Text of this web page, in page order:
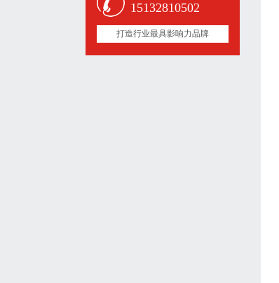
15132810502
打造行业最具影响力品牌